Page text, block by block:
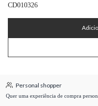
CD010326
Personal shopper
Quer uma experiência de compra